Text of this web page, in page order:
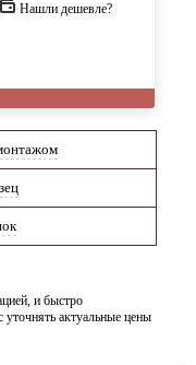
Нашли дешевле?
и быстро
актуальные цены